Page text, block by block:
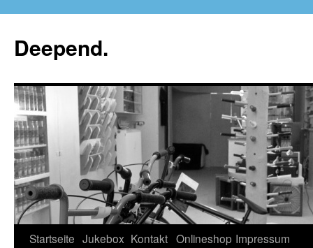
Deepend.
Startseite Jukebox Kontakt Onlineshop Impressum